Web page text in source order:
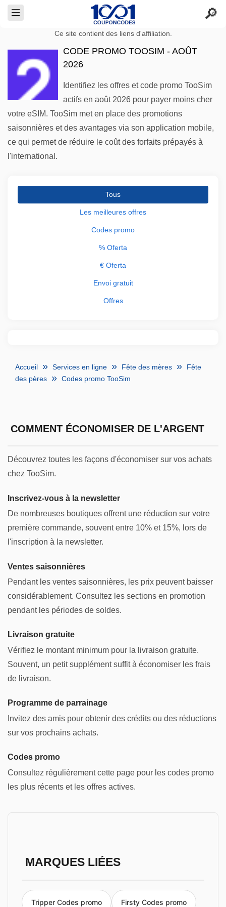
Ce site contient des liens d'affiliation.
CODE PROMO TOOSIM - AOÛT
2026
Identifiez les offres et code promo TooSim
actifs en août 2026 pour payer moins cher
votre eSIM. TooSim met en place des promotions
saisonnières et des avantages via son application mobile,
ce qui permet de réduire le coût des forfaits prépayés à
l'international.
Tous
Les meilleures offres
Codes promo
% Oferta
€ Oferta
Envoi gratuit
Offres
Accueil Services en ligne Fête des mères
Fête
des pères
Codes promo TooSim
COMMENT ÉCONOMISER DE L'ARGENT
Découvrez toutes les façons d'économiser sur vos achats
chez TooSim.
Inscrivez-vous à la newsletter
De nombreuses boutiques offrent une réduction sur votre
première commande, souvent entre 10% et 15%, lors de
l'inscription à la newsletter.
Ventes saisonnières
Pendant les ventes saisonnières, les prix peuvent baisser
considérablement. Consultez les sections en promotion
pendant les périodes de soldes.
Livraison gratuite
Vérifiez le montant minimum pour la livraison gratuite.
Souvent, un petit supplément suffit à économiser les frais
de livraison.
Programme de parrainage
Invitez des amis pour obtenir des crédits ou des réductions
sur vos prochains achats.
Codes promo
Consultez régulièrement cette page pour les codes promo
les plus récents et les offres actives.
MARQUES LIÉES
Tripper Codes promo Firsty Codes promo